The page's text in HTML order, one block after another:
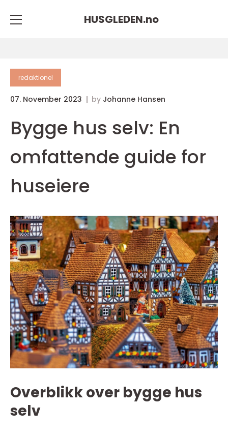
HUSGLEDEN.no
redaktionel
07. November 2023 by Johanne Hansen
Bygge hus selv: En
omfattende guide for
huseiere
Overblikk over bygge hus
selv